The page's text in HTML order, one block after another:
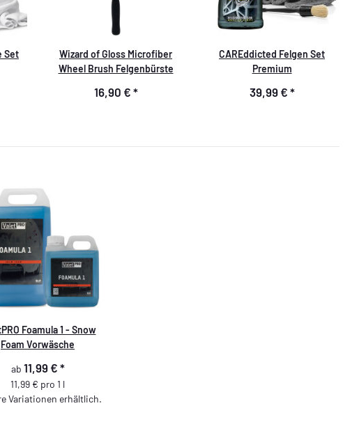
Set
Wizard of Gloss Microfiber
Wheel Brush Felgenbürste
16,90 € *
CAREddicted Felgen Set
Premium
39,99 € *
Foamula 1 - Snow
Foam Vorwäsche
ab 11,99 € *
11,99 € pro 1 l
Variationen erhältlich.